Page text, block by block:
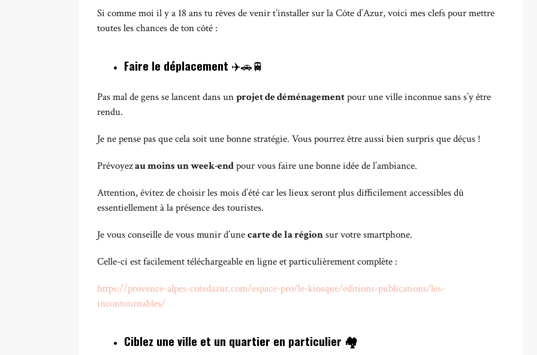
Si comme moi il y a 18 ans tu rêves de venir t’installer sur la Côte d’Azur, voici mes clefs pour mettre
toutes les chances de ton côté :
Faire le déplacement ✈️🚗🚆
Pas mal de gens se lancent dans unprojet de déménagementpour une ville inconnue sans s’y être
rendu.
Je ne pense pas que cela soit une bonne stratégie. Vous pourrez être aussi bien surpris que déçus !
Prévoyezau moins un week-endpour vous faire une bonne idée de l’ambiance.
Attention, évitez de choisir les mois d’été car les lieux seront plus difficilement accessibles dû
essentiellement à la présence des touristes.
Je vous conseille de vous munir d’unecarte de la régionsur votre smartphone.
Celle-ci est facilement téléchargeable en ligne et particulièrement complète :
https://provence-alpes-cotedazur.com/espace-pro/le-kiosque/editions-publications/les-
incontournables/
Ciblez une ville et un quartier en particulier 🏘